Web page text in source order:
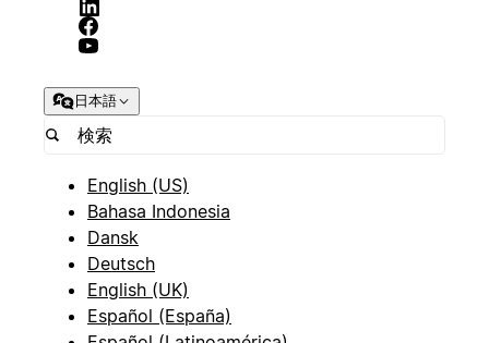
日本語
English (US)
Bahasa Indonesia
Dansk
Deutsch
English (UK)
Español (España)